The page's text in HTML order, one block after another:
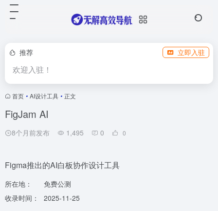
推荐 立即入驻
欢迎入驻！
首页 • AI设计工具 • 正文
FigJam AI
8个月前发布 1,495 0 0
Figma推出的AI白板协作设计工具
所在地：
免费公测
收录时间：
2025-11-25